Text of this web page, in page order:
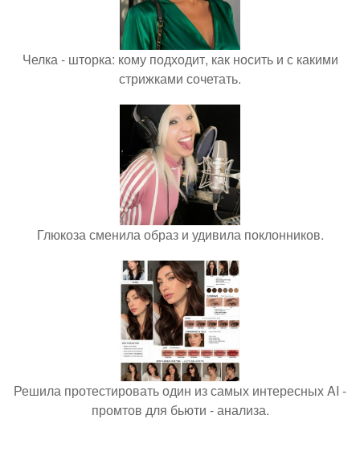
Челка - шторка: кому подходит, как носить и с какими
стрижками сочетать.
Глюкоза сменила образ и удивила поклонников.
Решила протестировать один из самых интересных AI -
промтов для бьюти - анализа.